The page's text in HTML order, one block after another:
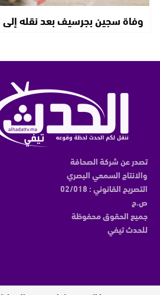
وفاة سجين بجرسيف بعد نقله
تصدر عن شركة الصحافة
والانتاج السمعي البصري
التصريح القانوني : 02/018
ص.ح
جميع الحقوق محفوظة
للحدث تيفي